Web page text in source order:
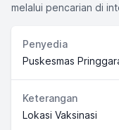
melalui pencarian di
Penyedia
Puskesmas
Keterangan
Lokasi Vaksinasi